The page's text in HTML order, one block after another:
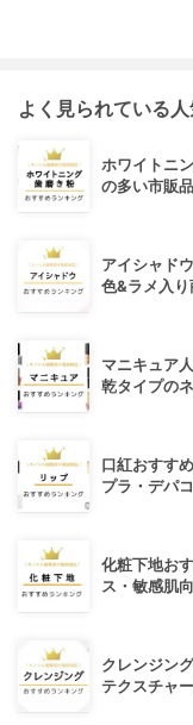
よく見られている
ホワイトニ
の多い市販
アイシャド
色&ラメ入り
マニキュア
乾タイプの
口紅おすす
プラ・デパ
化粧下地お
ス・敏感肌
クレンジン
テクスチャ